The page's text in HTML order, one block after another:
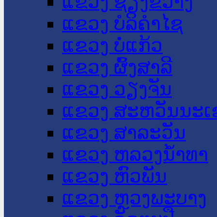
ແຂວງ ບໍລິຄໍາໄຊ
ແຂວງ ບໍ່ແກ້ວ
ແຂວງ ຜົ້ງສາລີ
ແຂວງ ວຽງຈັນ
ແຂວງ ສະຫວັນນະ
ແຂວງ ສາລະວັນ
ແຂວງ ຫລວງນໍ້າທາ
ແຂວງ ຫົວພັນ
ແຂວງ ຫຼວງພະບາງ